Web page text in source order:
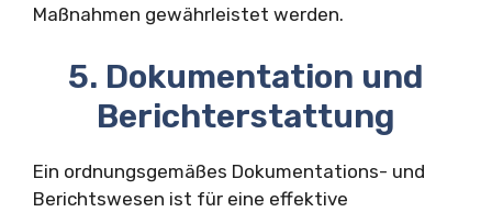
Maßnahmen gewährleistet werden.
5. Dokumentation und
Berichterstattung
Ein ordnungsgemäßes Dokumentations- und
Berichtswesen ist für eine effektive